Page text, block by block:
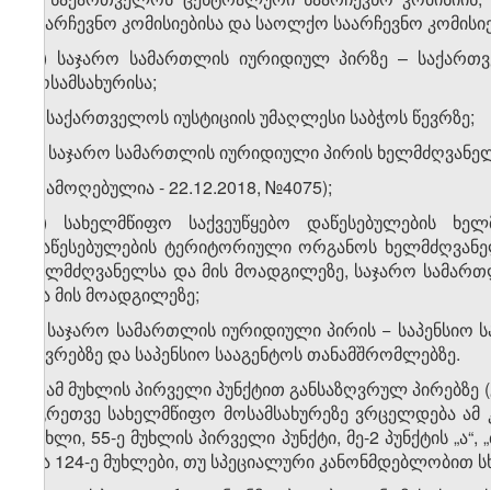
საარჩევნო კომისიებისა და საოლქო საარჩევნო
რ) საჯარო სამართლის იურიდიულ პირზე –
მოსამსახურისა;
ს) საქართველოს იუსტიციის უმაღლესი საბჭოს წევრზე;
ტ) საჯარო სამართლის იურიდიული პირის
უ) ამოღებულია - 22.12.2018, №4075);
ფ) სახელმწიფო საქვეუწყებო დაწესებულების
დაწესებულების ტერიტორიული ორგანოს
ხელმძღვანელსა და მის მოადგილეზე, საჯარო
და მის მოადგილეზე;
ქ) საჯარო სამართლის იურიდიული პირის − საპენსიო
წევრებზე და საპენსიო სააგენტოს თანამშრომლებზე.
2. ამ მუხლის პირველი პუნქტით განსაზღვრულ პირებზე
აგრეთვე სახელმწიფო მოსამსახურეზე ვრცელდება ამ
მუხლი, 55-ე მუხლის პირველი პუნქტი, მე-2 პუნქტის „ა“,
და 124-ე მუხლები, თუ სპეციალური კანონმდებლობით